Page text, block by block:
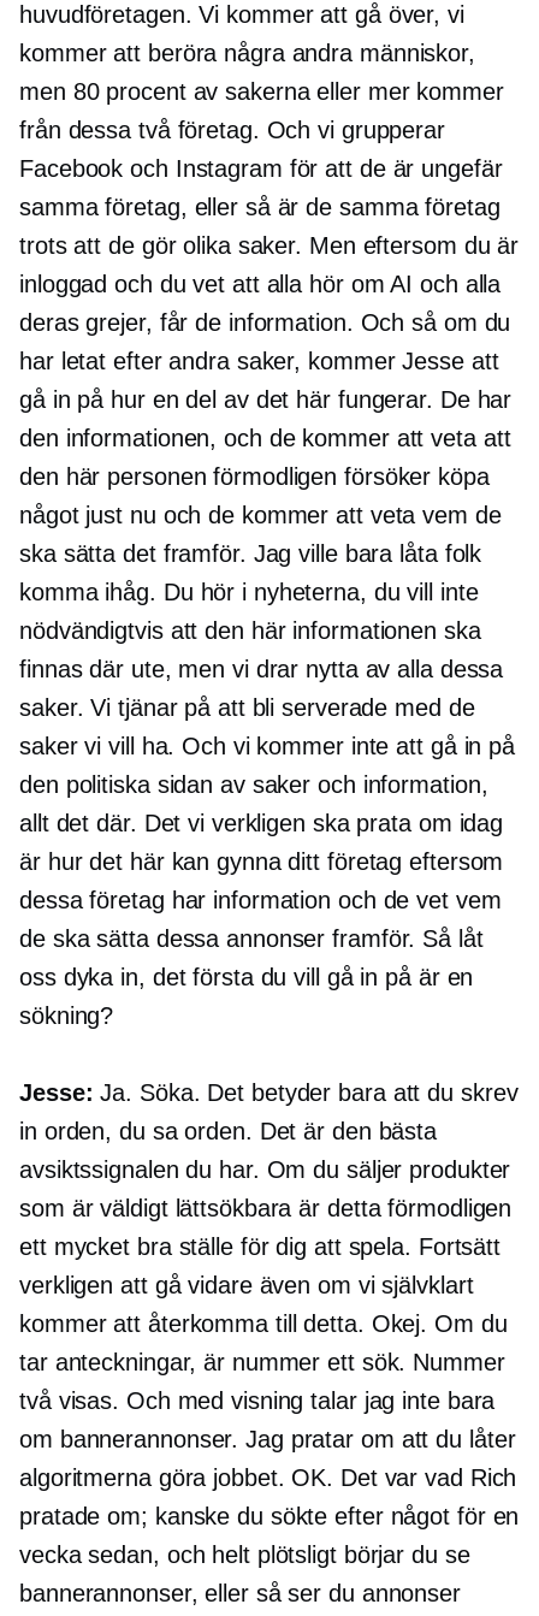
huvudföretagen. Vi kommer att gå över, vi
kommer att beröra några andra människor,
men 80 procent av sakerna eller mer kommer
från dessa två företag. Och vi grupperar
Facebook och Instagram för att de är ungefär
samma företag, eller så är de samma företag
trots att de gör olika saker. Men eftersom du är
inloggad och du vet att alla hör om AI och alla
deras grejer, får de information. Och så om du
har letat efter andra saker, kommer Jesse att
gå in på hur en del av det här fungerar. De har
den informationen, och de kommer att veta att
den här personen förmodligen försöker köpa
något just nu och de kommer att veta vem de
ska sätta det framför. Jag ville bara låta folk
komma ihåg. Du hör i nyheterna, du vill inte
nödvändigtvis att den här informationen ska
finnas där ute, men vi drar nytta av alla dessa
saker. Vi tjänar på att bli serverade med de
saker vi vill ha. Och vi kommer inte att gå in på
den politiska sidan av saker och information,
allt det där. Det vi verkligen ska prata om idag
är hur det här kan gynna ditt företag eftersom
dessa företag har information och de vet vem
de ska sätta dessa annonser framför. Så låt
oss dyka in, det första du vill gå in på är en
sökning?
Jesse: Ja. Söka. Det betyder bara att du skrev
in orden, du sa orden. Det är den bästa
avsiktssignalen du har. Om du säljer produkter
som är väldigt lättsökbara är detta förmodligen
ett mycket bra ställe för dig att spela. Fortsätt
verkligen att gå vidare även om vi självklart
kommer att återkomma till detta. Okej. Om du
tar anteckningar, är nummer ett sök. Nummer
två visas. Och med visning talar jag inte bara
om bannerannonser. Jag pratar om att du låter
algoritmerna göra jobbet. OK. Det var vad Rich
pratade om; kanske du sökte efter något för en
vecka sedan, och helt plötsligt börjar du se
bannerannonser, eller så ser du annonser